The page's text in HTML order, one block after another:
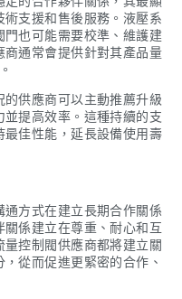
支援和售後服務。液壓系
也可能需要校準、維護建
通常會提供針對其產品量
供應商可以主動推薦升級
提高效率。這種持續的支
佳性能，延長設備使用壽
方式在建立長期合作關係
係建立在尊重、耐心和互
控制閥供應商都將建立關
從而促進更緊密的合作、